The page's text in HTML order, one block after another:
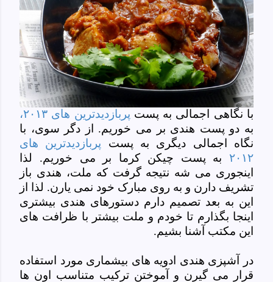
با نگاهی اجمالی به پست پربازدیدترین های ۲۰۱۳،
به دو پست هندی بر می خوریم. از دگر سوی، با
نگاه اجمالی دیگری به پست پربازدیدترین های
۲۰۱۲ به پست چیکن کرما بر می خوریم. لذا
اینجوری می شه نتیجه گرفت که ملت، هندی باز
تشریف دارن و به روی مبارک خود نمی یارن. لذا از
این به بعد تصمیم دارم دستورهای هندی بیشتری
اینجا بگذارم تا خودم و ملت بیشتر با ظرافت های
این مکتب آشنا بشیم.
در آشپزی هندی ادویه های بیشماری مورد استفاده
قرار می گیرن و آموختن ترکیب متناسب اون ها